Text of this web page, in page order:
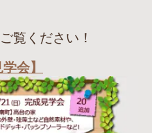
覧ください！
会】